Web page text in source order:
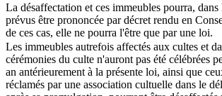
La désaffectation et ces immeubles pourra, dans
prévus être prononcée par décret rendu en
de ces cas, elle ne pourra l'être que par une loi.
Les immeubles autrefois affectés aux cultes et
cérémonies du culte n'auront pas été célébrées
an antérieurement à la présente loi, ainsi que
réclamés par une association cultuelle dans le